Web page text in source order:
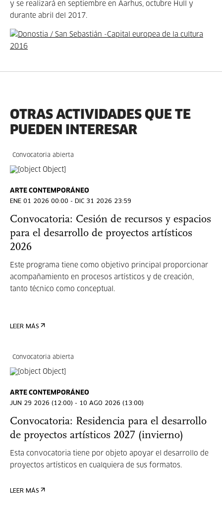
y se realizará en septiembre en Aarhus, octubre Hull y
durante abril del 2017.
OTRAS ACTIVIDADES QUE TE
PUEDEN INTERESAR
Convocatoria abierta
ARTE CONTEMPORÁNEO
ENE 01 2026 00:00 - DIC 31 2026 23:59
Convocatoria: Cesión de recursos y espacios
para el desarrollo de proyectos artísticos
2026
Este programa tiene como objetivo principal proporcionar
acompañamiento en procesos artísticos y de creación,
tanto técnico como conceptual.
LEER MÁS
Convocatoria abierta
ARTE CONTEMPORÁNEO
JUN 29 2026 (12:00) - 10 AGO 2026 (13:00)
Convocatoria: Residencia para el desarrollo
de proyectos artísticos 2027 (invierno)
Esta convocatoria tiene por objeto apoyar el desarrollo de
proyectos artísticos en cualquiera de sus formatos.
LEER MÁS